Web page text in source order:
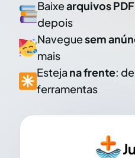
Baixearquivos PDF
depois
Naveguesem
mais
Esteja na frente:
ferramentas